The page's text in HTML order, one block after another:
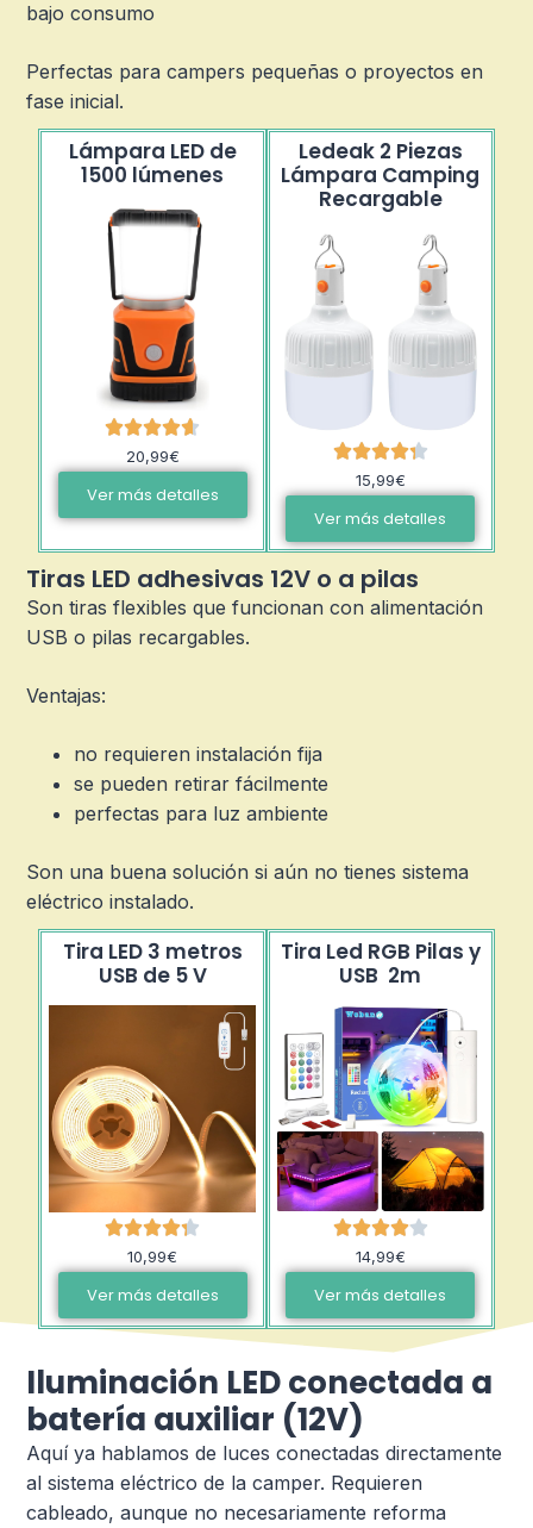
bajo consumo
Perfectas para campers pequeñas o proyectos en
fase inicial.
Lámpara LED de
1500 lúmenes
20,99€
Ver más detalles
Ledeak 2 Piezas
Lámpara Camping
Recargable
15,99€
Ver más detalles
Tiras LED adhesivas 12V o a pilas
Son tiras flexibles que funcionan con alimentación
USB o pilas recargables.
Ventajas:
no requieren instalación fija
se pueden retirar fácilmente
perfectas para luz ambiente
Son una buena solución si aún no tienes sistema
eléctrico instalado.
Tira LED 3 metros
USB de 5 V
10,99€
Ver más detalles
Tira Led RGB Pilas y
USB 2m
14,99€
Ver más detalles
Iluminación LED conectada a
batería auxiliar (12V)
Aquí ya hablamos de luces conectadas directamente
al sistema eléctrico de la camper. Requieren
cableado, aunque no necesariamente reforma